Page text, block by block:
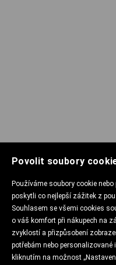
Povolit soubory
Používáme soubory cookie
poskytli co nejlepší zážitek z
Souhlasem se všemi cookies
o váš komfort při nákupech na
zvyklostí a přizpůsobení
potřebám nebo
kliknutím na možnost